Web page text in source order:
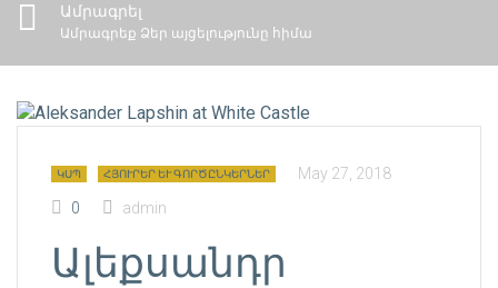
Ամրագրել
Ամրագրեք Ձեր այցելությունը հիմա
ԿՍՊ ՀՅՈՒՐԵՐ ԵՒ ԳՈՐԾԸՆԿԵՐՆԵՐ
May 27, 2018
0
admin
Ալեքսանդր